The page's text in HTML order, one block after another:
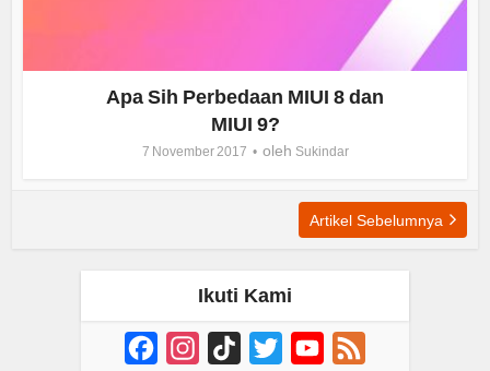
Apa Sih Perbedaan MIUI 8 dan
MIUI 9?
7 November 2017 oleh Sukindar
Artikel Sebelumnya
Ikuti Kami
FacebookInstagram
TikTok Twitter YouTube